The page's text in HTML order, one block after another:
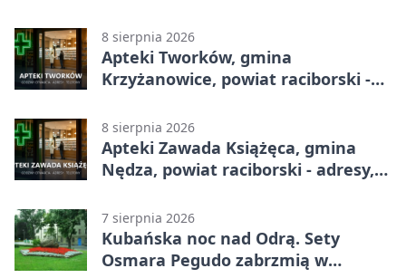
8 sierpnia 2026
Apteki Tworków, gmina
Krzyżanowice, powiat raciborski -
8 sierpnia 2026
Apteki Zawada Książęca, gmina
Nędza, powiat raciborski - adresy,
7 sierpnia 2026
Kubańska noc nad Odrą. Sety
Osmara Pegudo zabrzmią w